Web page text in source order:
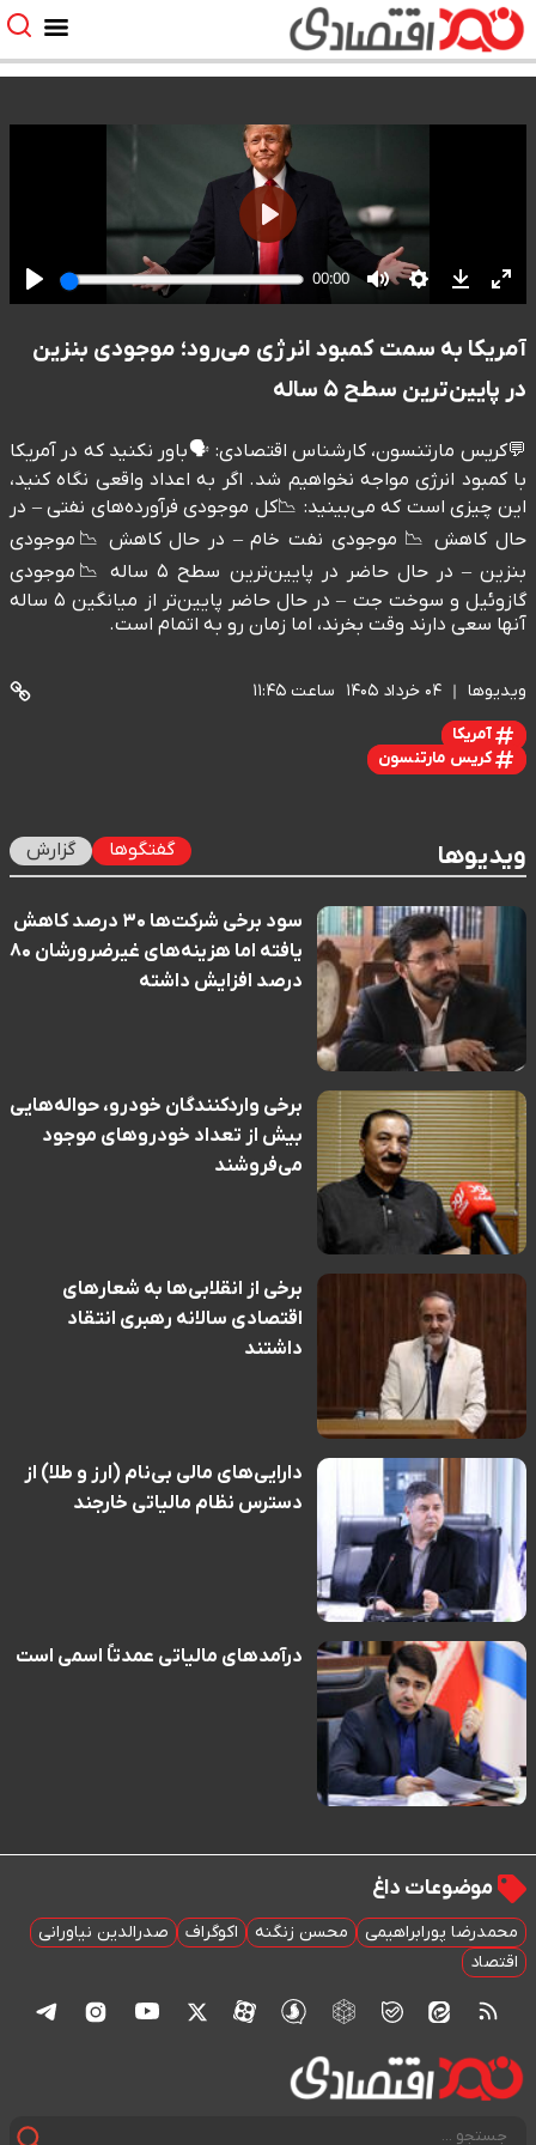
آمریکا به سمت کمبود انرژی می‌رود؛ موجودی بنزین
در پایین‌ترین سطح ۵ ساله
💬کریس مارتنسون، کارشناس اقتصادی: 🗣️باور نکنید که در آمریکا
با کمبود انرژی مواجه نخواهیم شد. اگر به اعداد واقعی نگاه کنید،
این چیزی است که می‌بینید: 📉کل موجودی فرآورده‌های نفتی – در
حال کاهش 📉 موجودی نفت خام – در حال کاهش 📉موجودی
بنزین – در حال حاضر در پایین‌ترین سطح ۵ ساله 📉موجودی
گازوئیل و سوخت جت – در حال حاضر پایین‌تر از میانگین ۵ ساله
آنها سعی دارند وقت بخرند، اما زمان رو به اتمام است.
ویدیوها ۰۴ خرداد ۱۴۰۵ ساعت ۱۱:۴۵
آمریکا
کریس مارتنسون
ویدیوها گفتگوها گزارش
سود برخی شرکت‌ها ۳۰ درصد کاهش
یافته اما هزینه‌های غیرضرورشان ۸۰
درصد افزایش داشته
برخی واردکنندگان خودرو، حواله‌هایی
بیش از تعداد خودروهای موجود
می‌فروشند
برخی از انقلابی‌ها به شعارهای
اقتصادی سالانه رهبری انتقاد
داشتند
دارایی‌های مالی بی‌نام (ارز و طلا) از
دسترس نظام مالیاتی خارجند
درآمدهای مالیاتی عمدتاً اسمی است
موضوعات داغ
محمدرضا پورابراهیمی محسن زنگنه اکوگراف
صدرالدین نیاورانی
اقتصاد